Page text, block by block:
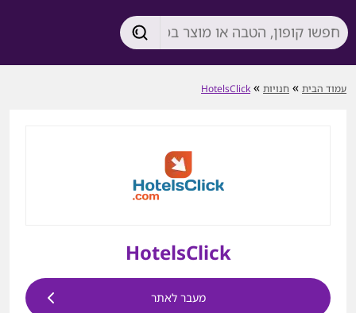
עמוד הבית » חנויות »
HotelsClick
HotelsClick
מעבר לאתר